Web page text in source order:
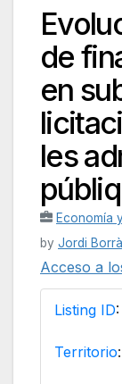
de
en
les
Economía
by Jordi
Acceso a
Listing ID:
Territorio: